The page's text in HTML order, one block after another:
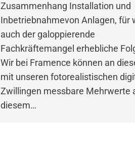
Zusammenhang Installation und
Inbetriebnahmevon Anlagen, für
auch der galoppierende
Fachkräftemangel erhebliche
Wir bei Framence können an
mit unseren fotorealistischen
Zwillingen messbare Mehrwerte
diesem…